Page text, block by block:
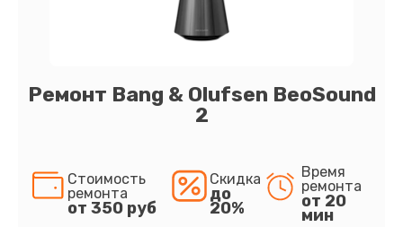
Ремонт Bang & Olufsen BeoSound
2
Стоимость
ремонта
от 350 руб
Скидка
до
20%
Время
ремонта
от 20
мин